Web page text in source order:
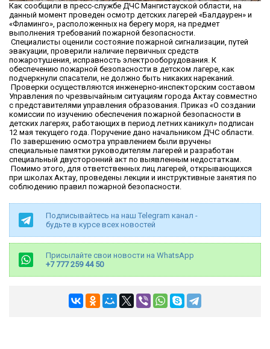
Как сообщили в пресс-службе ДЧС Мангистауской области, на
данный момент проведен осмотр детских лагерей «Балдаурен» и
«Фламинго», расположенных на берегу моря, на предмет
выполнения требований пожарной безопасности.
Специалисты оценили состояние пожарной сигнализации, путей
эвакуации, проверили наличие первичных средств
пожаротушения, исправность электрооборудования. К
обеспечению пожарной безопасности в детском лагере, как
подчеркнули спасатели, не должно быть никаких нареканий.
Проверки осуществляются инженерно-инспекторским составом
Управления по чрезвычайным ситуациям города Актау совместно
с представителями управления образования. Приказ «О создании
комиссии по изучению обеспечения пожарной безопасности в
детских лагерях, работающих в период летних каникул» подписан
12 мая текущего года. Поручение дано начальником ДЧС области.
По завершению осмотра управлением были вручены
специальные памятки руководителям лагерей и разработан
специальный двусторонний акт по выявленным недостаткам.
Помимо этого, для ответственных лиц лагерей, открывающихся
при школах Актау, проведены лекции и инструктивные занятия по
соблюдению правил пожарной безопасности.
Подписывайтесь на наш Telegram канал -
будьте в курсе всех новостей
Присылайте свои новости на WhatsApp
+7 777 259 44 50